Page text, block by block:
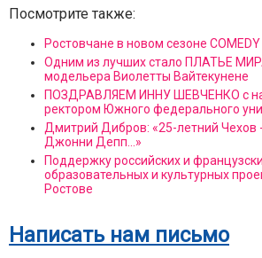
Посмотрите также:
Ростовчане в новом сезоне
Одним из лучших стало ПЛАТЬЕ
модельера Виолетты Вайтекунене
ПОЗДРАВЛЯЕМ ИННУ ШЕВЧЕНКО с
ректором Южного федерального
Дмитрий Дибров: «25-летний Чехов
Джонни Депп...»
Поддержку российских и
образовательных и культурных
Ростове
Написать нам письмо